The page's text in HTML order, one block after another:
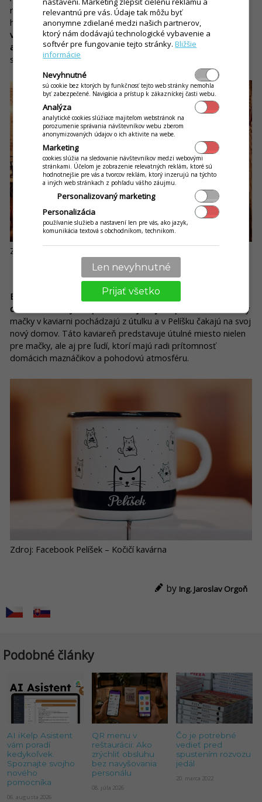
milovníkom mačiek, určite navštívte aj Kavárnu Kočičí v
historickom centre Prahy.Vegetariánsky podnik ponúka
vegetariánske, vegánske a raw dobroty, dokonca každý deň
aj polievku z vlastnej kuchyne. O pohodovú atmosféru sa tu
stará deväť mačiek, s ktorými sa môžete pomaznať.
Zdroj: kavarnakocici.com
Pelíšek – kočičí kavárna, Brno
Brnenský Pelíšek ponúka nielen skvelú výberovú kávu a
domáce zákusky, ale predovšetkým aj adopciu mačiek.
Všetky
mačky v kaviarni pochádzajú z útulku a v Pelíšku čakajú na svoj
nový domov. Táto kaviareň predstavuje útulné miesto nielen
pre mačky, ale aj pre ľudí, ktorí majú radi prítomnosť
domácich maznáčikov a pohodovú atmosféru.
Zdroj: Facebook Pelíšek – Kočičí kavárna
by Ing. Jaroslav Orgoň
Podobné články
AI iKelp Asistent
vám poradí
kedykoľvek.
Spoznajte svojho
nového
pomocníka
06. augusta 2026
QR menu v
reštaurácii: Ako
zrýchliť obsluhu
bez navyšovania
personálu
08. júla 2026
Čo je potrebné
vedieť pred
spustením rozvozu
jedál
20. marca 2022
relevantnú pre vás. Údaje tak môžu byť
anonymne zdielané medzi našich partnerov,
ktorý nám dodávajú technologické vybavenie a
softvér pre fungovanie tejto stránky.Bližšie
informácie
Nevyhnutné
sú cookie bez ktorých by funkčnosť tejto web stránky nemohla
byť zabezpečené. Navigácia a prístup k zákazníckej časti webu.
Analýza
analytické cookies slúžiace majiteľom webstránok na
porozumenie správania návštevníkov webu zberom
anonymizovaných údajov o ich aktivite na webe.
Marketing
cookies slúžia na sledovanie návštevníkov medzi webovými
stránkami. Účelom je zobrazenie relevatných reklám, ktoré sú
hodnotnejšie pre vás a tvorcov reklám, ktorý inzerujú na týchto
a iných web stránkach z pohľadu vášho záujmu.
Personalizovaný marketing
Personalizácia
používanie služieb a nastavení len pre vás, ako jazyk,
komunikácia textová s obchodníkom, technikom.
Len nevyhnutné
Prijať všetko